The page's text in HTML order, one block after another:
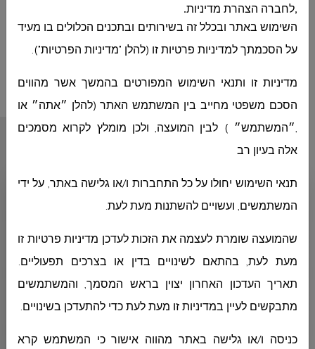
בקשה להגיש הצעת מחיר 47-2025 עבור הפעלת תוכניות, סדנאות
וחוגים לתוכנית משעול במחלקת רווחה
أقسام المجلس
ديوان رئيس المجلس
ديوان المدير العام
الهندسة
,לחברה הצהרת מדיניות.
השימוש באתר ובכלל זה בשירותים ובתכנים הכלולים בו מעיד
על הסכמתך למדיניות פרטיות זו (להלן "מדיניות הפרטיות").
מדיניות זו ותנאי השימוש המפורטים בהמשך אשר מהווים
הסכם משפטי מחייב בין המשתמש האתר (להלן ״אתה״ או
,״המשתמש״ ) לבין המועצה, ולכן מומלץ לקרוא מסמכים
אלה בעיון רב
תנאי השימוש יחולו על כל התחברות ו/או גלישה באתר, על ידי
המשתמשים, ועשויים להשתנות מעת לעת.
שהמועצה שומרת לעצמה את הזכות לעדכן מדיניות פרטיות זו
מעת לעת, בהתאם לשינויים בדין או בצרכים תפעוליים.
תאריך העדכון האחרון יצוין בראש המסמך, והמשתמשים
מתבקשים לעיין במדיניות זו מעת לעת כדי להתעדכן בשינויים.
כניסה ו/או גלישה באתר מהווה אישור כי המשתמש קרא